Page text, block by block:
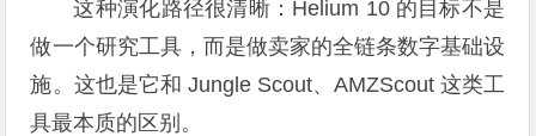
这种演化路径很清晰：Helium 10 的目标不是
做一个研究工具，而是做卖家的全链条数字基础设
施。这也是它和 Jungle Scout、AMZScout 这类工
具最本质的区别。